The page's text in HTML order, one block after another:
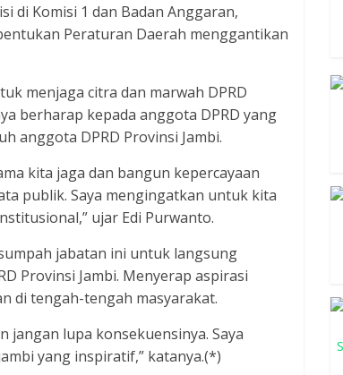
di Komisi 1 dan Badan Anggaran,
Peraturan Daerah menggantikan
menjaga citra dan marwah DPRD
berharap kepada anggota DPRD yang
anggota DPRD Provinsi Jambi.
kita jaga dan bangun kepercayaan
publik. Saya mengingatkan untuk kita
ujar Edi Purwanto.
jabatan ini untuk langsung
Provinsi Jambi. Menyerap aspirasi
di tengah-tengah masyarakat.
jangan lupa konsekuensinya. Saya
yang inspiratif,” katanya.(*)